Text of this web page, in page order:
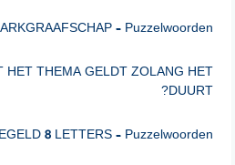
HET THEMA GELDT ZOLANG HET
8 LETTERS – Puzzelwoorden?
VERSCHIJNT WELDRA HOOP?